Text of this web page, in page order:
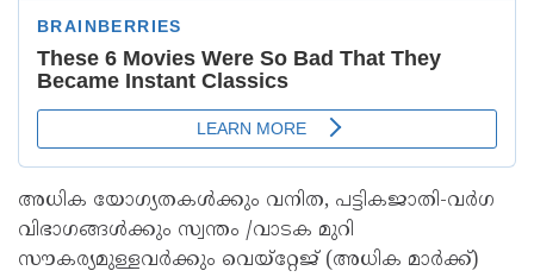
അധിക യോഗ്യതകൾക്കും വനിത, പട്ടികജാതി-വർഗ
വിഭാഗങ്ങൾക്കും സ്വന്തം /വാടക മുറി
സൗകര്യമുള്ളവർക്കും വെയ്‌റ്റേജ് (അധിക മാർക്ക്)